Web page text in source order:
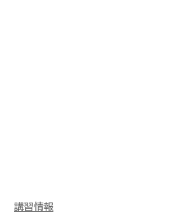
講習情報